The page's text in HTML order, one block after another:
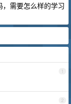
需要怎么样的学习
1
2